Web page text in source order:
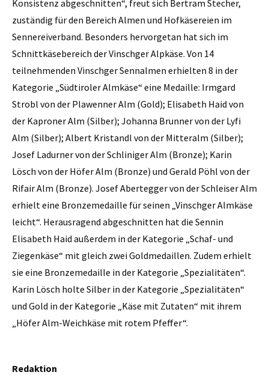
Konsistenz abgeschnitten“, freut sich Bertram Stecher,
zuständig für den Bereich Almen und Hofkäsereien im
Sennereiverband. Besonders hervorgetan hat sich im
Schnittkäsebereich der Vinschger Alpkäse. Von 14
teilnehmenden Vinschger Sennalmen erhielten 8 in der
Kategorie „Südtiroler Almkäse“ eine Medaille: Irmgard
Strobl von der Plawenner Alm (Gold); Elisabeth Haid von
der Kaproner Alm (Silber); Johanna Brunner von der Lyfi
Alm (Silber); Albert Kristandl von der Mitteralm (Silber);
Josef Ladurner von der Schliniger Alm (Bronze); Karin
Lösch von der Höfer Alm (Bronze) und Gerald Pöhl von der
Rifair Alm (Bronze). Josef Abertegger von der Schleiser Alm
erhielt eine Bronzemedaille für seinen „Vinschger Almkäse
leicht“. Herausragend abgeschnitten hat die Sennin
Elisabeth Haid außerdem in der Kategorie „Schaf- und
Ziegenkäse“ mit gleich zwei Goldmedaillen. Zudem erhielt
sie eine Bronzemedaille in der Kategorie „Spezialitäten“.
Karin Lösch holte Silber in der Kategorie „Spezialitäten“
und Gold in der Kategorie „Käse mit Zutaten“ mit ihrem
„Höfer Alm-Weichkäse mit rotem Pfeffer“.
Redaktion